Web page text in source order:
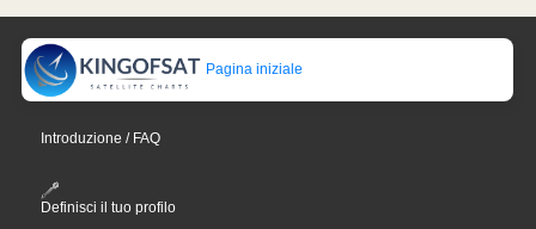
Pagina iniziale
Introduzione / FAQ
Definisci il tuo profilo